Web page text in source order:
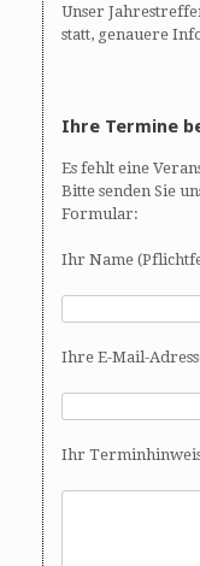
Unser
statt, genauere
Ihre Termine
Es fehlt eine
Bitte senden Sie
Formular:
Ihr Name
Ihre E-Mail-
Ihr